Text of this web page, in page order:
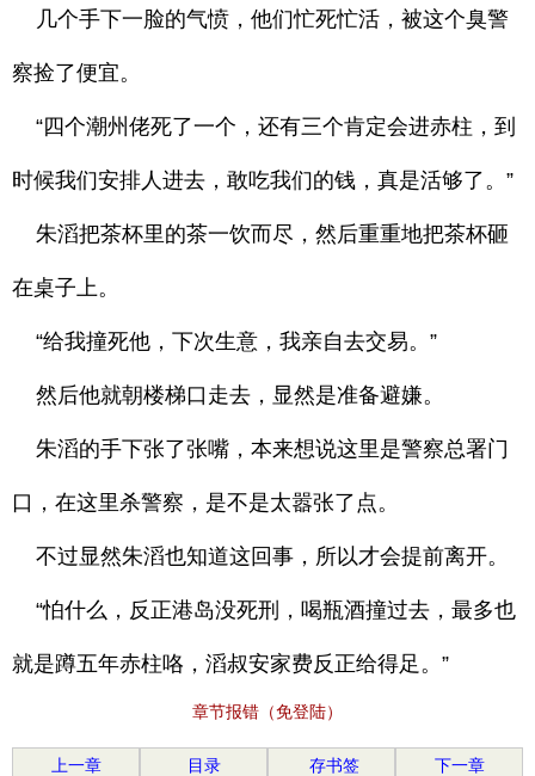
几个手下一脸的气愤，他们忙死忙活，被这个臭警
察捡了便宜。
“四个潮州佬死了一个，还有三个肯定会进赤柱，到
时候我们安排人进去，敢吃我们的钱，真是活够了。”
朱滔把茶杯里的茶一饮而尽，然后重重地把茶杯砸
在桌子上。
“给我撞死他，下次生意，我亲自去交易。”
然后他就朝楼梯口走去，显然是准备避嫌。
朱滔的手下张了张嘴，本来想说这里是警察总署门
口，在这里杀警察，是不是太嚣张了点。
不过显然朱滔也知道这回事，所以才会提前离开。
“怕什么，反正港岛没死刑，喝瓶酒撞过去，最多也
就是蹲五年赤柱咯，滔叔安家费反正给得足。”
章节报错（免登陆）
上一章 目录 存书签 下一章